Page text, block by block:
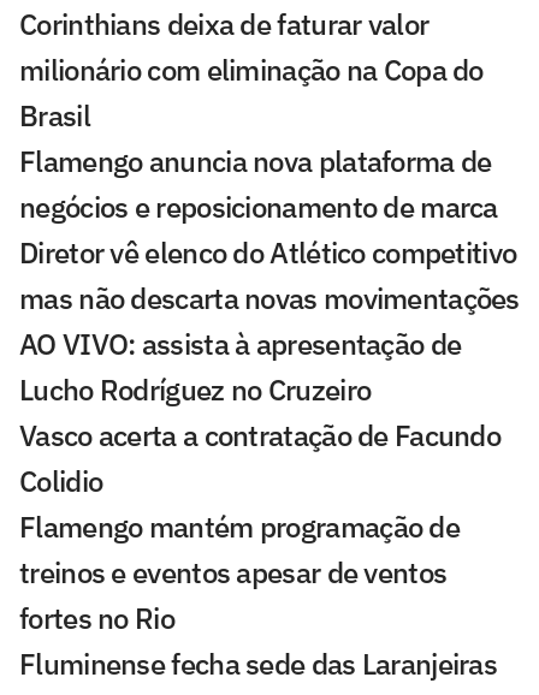
Corinthians deixa de faturar valor
milionário com eliminação na Copa do
Brasil
Flamengo anuncia nova plataforma de
negócios e reposicionamento de marca
Diretor vê elenco do Atlético competitivo
mas não descarta novas movimentações
AO VIVO: assista à apresentação de
Lucho Rodríguez no Cruzeiro
Vasco acerta a contratação de Facundo
Colidio
Flamengo mantém programação de
treinos e eventos apesar de ventos
fortes no Rio
Fluminense fecha sede das Laranjeiras